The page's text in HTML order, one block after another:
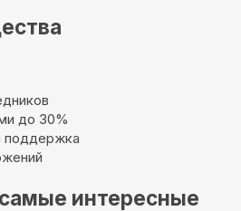
до 30%
поддержка
интересные